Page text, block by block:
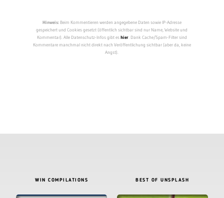
Hinweis:Beim Kommentieren werden angegebene Daten sowie IP-Adresse
gespeichert und Cookies gesetzt (öffentlich sichtbar sind nur Name, Website und
Kommentar). Alle Datenschutz-Infos gibt eshier. Dank Cache/Spam-Filter sind
Kommentare manchmal nicht direkt nach Veröffentlichung sichtbar (aber da, keine
Angst).
WIN COMPILATIONS BEST OF UNSPLASH